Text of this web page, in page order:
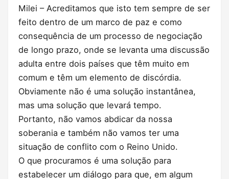
Milei – Acreditamos que isto tem sempre de ser
feito dentro de um marco de paz e como
consequência de um processo de negociação
de longo prazo, onde se levanta uma discussão
adulta entre dois países que têm muito em
comum e têm um elemento de discórdia.
Obviamente não é uma solução instantânea,
mas uma solução que levará tempo.
Portanto, não vamos abdicar da nossa
soberania e também não vamos ter uma
situação de conflito com o Reino Unido.
O que procuramos é uma solução para
estabelecer um diálogo para que, em algum